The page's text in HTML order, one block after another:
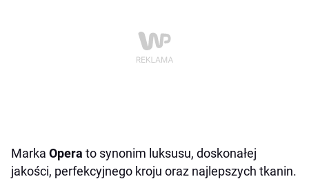
Marka Opera to synonim luksusu, doskonałej
jakości, perfekcyjnego kroju oraz najlepszych tkanin.